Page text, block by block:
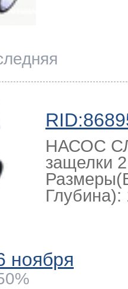
НАСОС
защелки
Глубина):
ноября